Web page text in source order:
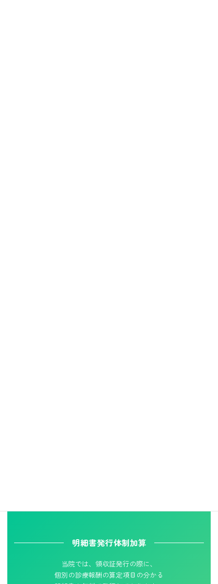
明細書発行体制加算
当院では、領収証発行の際に、
個別の診療報酬の算定項目の分かる